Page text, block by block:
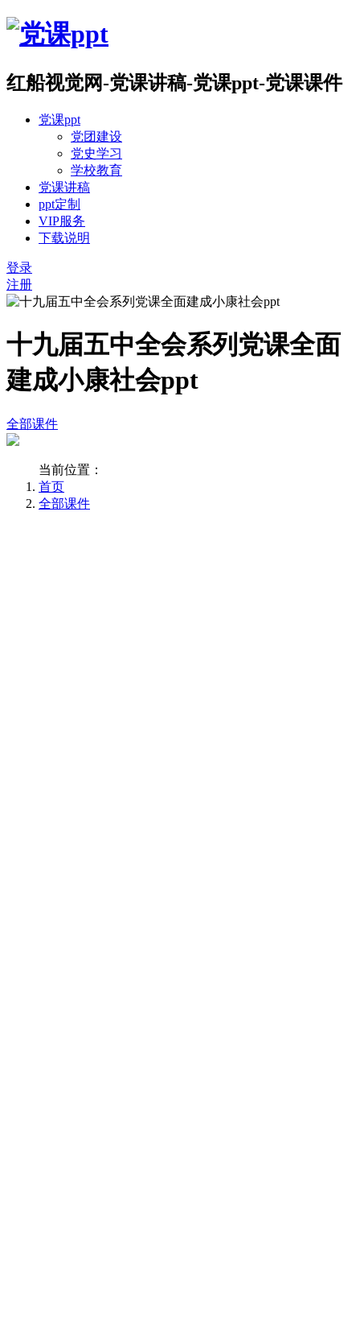
红船视觉网-党课讲稿-党课ppt-党课课件
党课ppt
党团建设
党史学习
学校教育
党课讲稿
ppt定制
VIP服务
下载说明
登录
注册
十九届五中全会系列党课全面
建成小康社会ppt
全部课件
当前位置：
首页
全部课件